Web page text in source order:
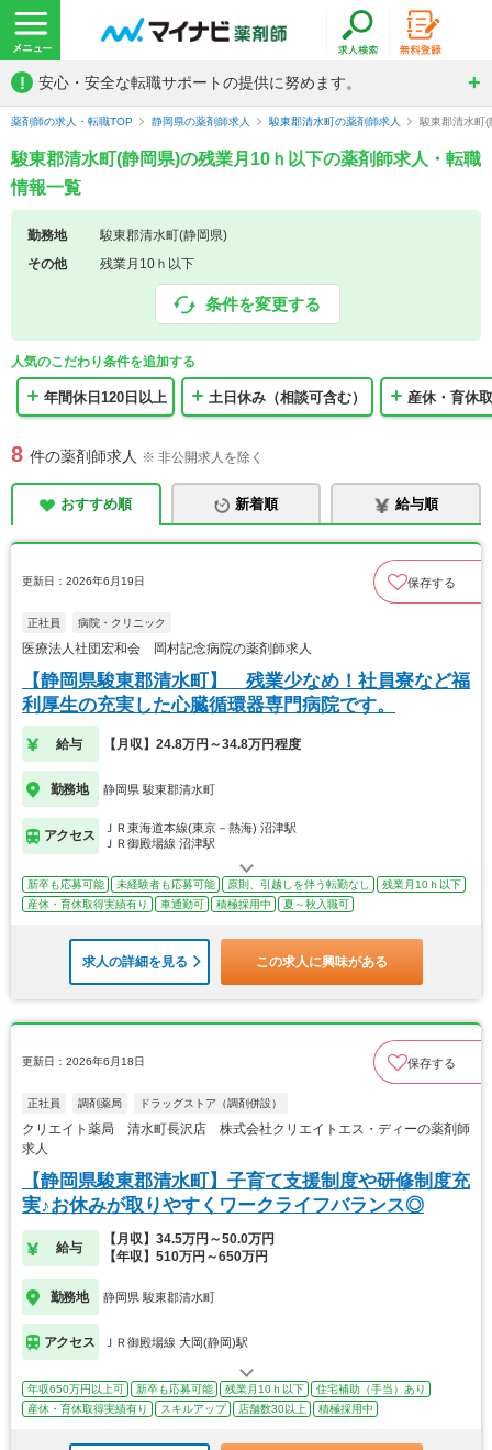
! 安心・安全な転職サポートの提供に努めます。
薬剤師の求人・転職TOP 静岡県の薬剤師求人 駿東郡清水町の薬剤師求人 駿東郡清水町
駿東郡清水町(静岡県)の残業月10ｈ以下の薬剤師求人・転職
情報一覧
勤務地
駿東郡清水町(静岡県)
その他
残業月10ｈ以下
条件を変更する
人気のこだわり条件を追加する
年間休日120日以上 土日休み（相談可含む） 産休・育休
8 件の薬剤師求人 ※ 非公開求人を除く
おすすめ順 新着順 給与順
更新日：2026年6月19日 保存する
正社員 病院・クリニック
医療法人社団宏和会 岡村記念病院の薬剤師求人
【静岡県駿東郡清水町】 残業少なめ！社員寮など福
利厚生の充実した心臓循環器専門病院です。
給与 【月収】24.8万円～34.8万円程度
勤務地 静岡県 駿東郡清水町
アクセス
ＪＲ東海道本線(東京－熱海) 沼津駅
ＪＲ御殿場線 沼津駅
新卒も応募可能 未経験者も応募可能 原則、引越しを伴う転勤なし
残業月10ｈ以下
産休・育休取得実績有り
車通勤可 積極採用中 夏～秋入職可
求人の詳細を見る この求人に興味がある
更新日：2026年6月18日 保存する
正社員 調剤薬局 ドラッグストア（調剤併設）
クリエイト薬局 清水町長沢店 株式会社クリエイトエス・ディーの薬剤師
求人
【静岡県駿東郡清水町】子育て支援制度や研修制度充
実♪お休みが取りやすくワークライフバランス◎
給与
【月収】34.5万円～50.0万円
【年収】510万円～650万円
勤務地 静岡県 駿東郡清水町
アクセス ＪＲ御殿場線 大岡(静岡)駅
年収650万円以上可 新卒も応募可能 残業月10ｈ以下
住宅補助（手当）あり
産休・育休取得実績有り
スキルアップ 店舗数30以上 積極採用中